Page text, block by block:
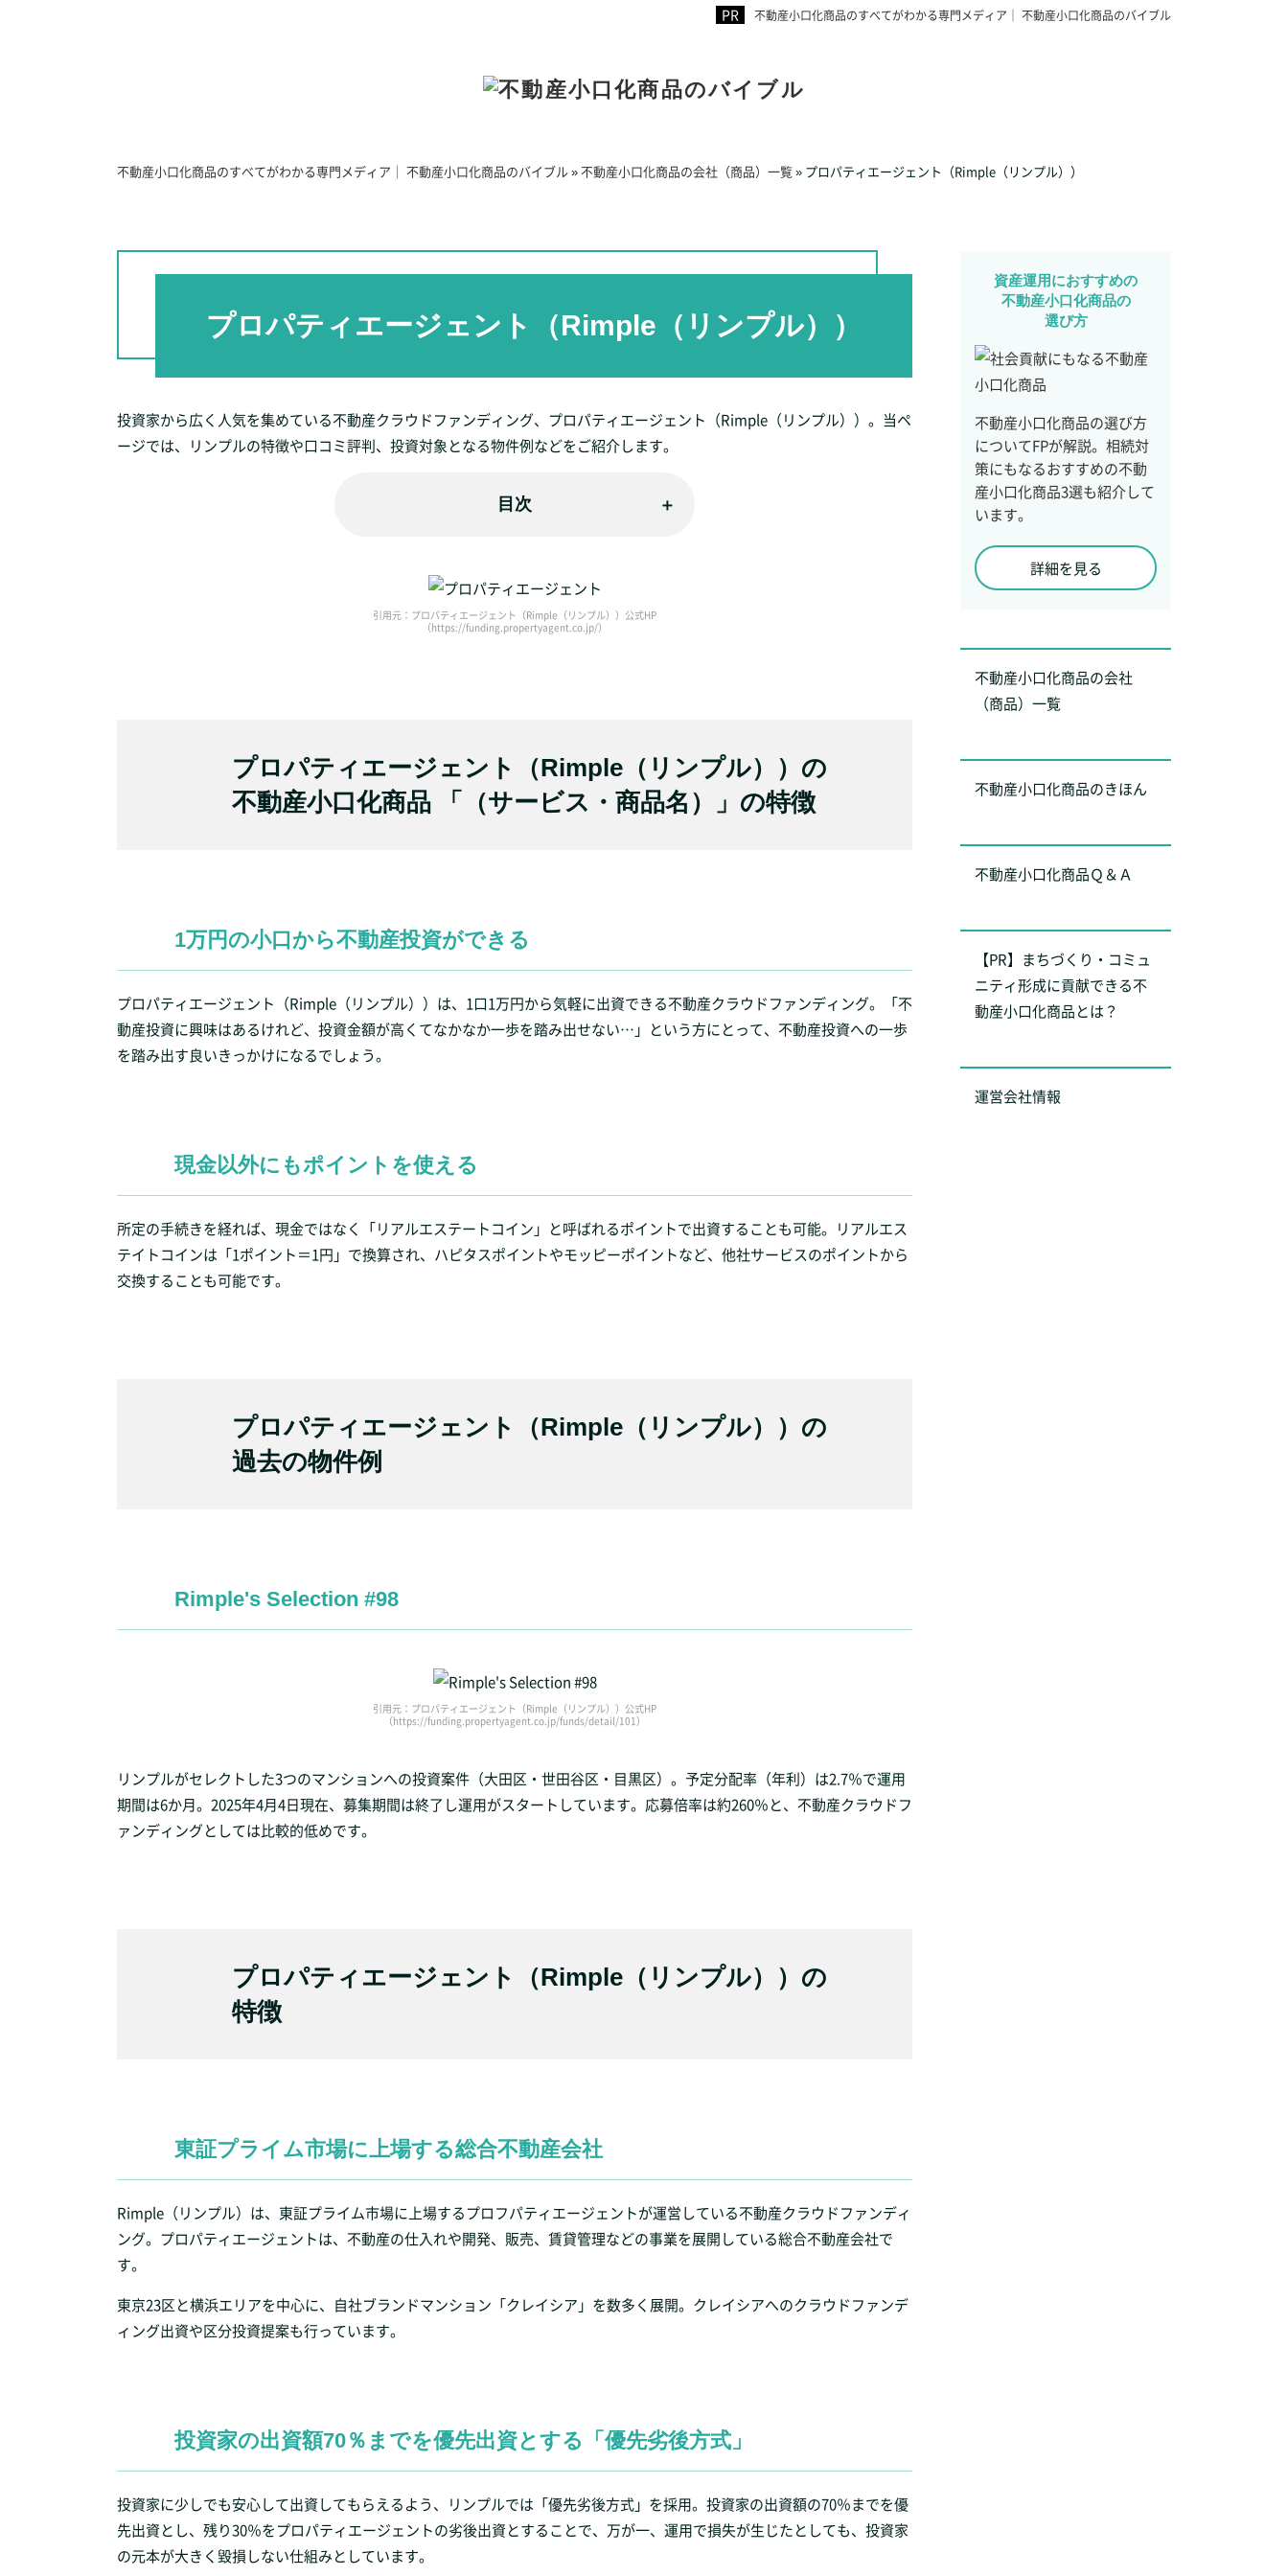
不動産小口化商品のすべてがわかる専門メディア｜ 不動産小口化商品のバイブル
不動産小口化商品のすべてがわかる専門メディア｜ 不動産小口化商品のバイブル»不動産小口化商品の会社（商品）一覧» プロパティエージェント（Rimple（リンプル））
プロパティエージェント（Rimple（リンプル））
投資家から広く人気を集めている不動産クラウドファンディング、プロパティエージェント（Rimple（リンプル））。当ペ
ージでは、リンプルの特徴や口コミ評判、投資対象となる物件例などをご紹介します。
目次
引用元：プロパティエージェント（Rimple（リンプル））公式HP
（https://funding.propertyagent.co.jp/）
プロパティエージェント（Rimple（リンプル））の
不動産小口化商品 「（サービス・商品名）」の特徴
1万円の小口から不動産投資ができる
プロパティエージェント（Rimple（リンプル））は、1口1万円から気軽に出資できる不動産クラウドファンディング。「不
動産投資に興味はあるけれど、投資金額が高くてなかなか一歩を踏み出せない…」という方にとって、不動産投資への一歩
を踏み出す良いきっかけになるでしょう。
現金以外にもポイントを使える
所定の手続きを経れば、現金ではなく「リアルエステートコイン」と呼ばれるポイントで出資することも可能。リアルエス
テイトコインは「1ポイント＝1円」で換算され、ハピタスポイントやモッピーポイントなど、他社サービスのポイントから
交換することも可能です。
プロパティエージェント（Rimple（リンプル））の
過去の物件例
Rimple's Selection #98
引用元：プロパティエージェント（Rimple（リンプル））公式HP
（https://funding.propertyagent.co.jp/funds/detail/101）
リンプルがセレクトした3つのマンションへの投資案件（大田区・世田谷区・目黒区）。予定分配率（年利）は2.7％で運用
期間は6か月。2025年4月4日現在、募集期間は終了し運用がスタートしています。応募倍率は約260％と、不動産クラウドフ
ァンディングとしては比較的低めです。
プロパティエージェント（Rimple（リンプル））の
特徴
東証プライム市場に上場する総合不動産会社
Rimple（リンプル）は、東証プライム市場に上場するプロフパティエージェントが運営している不動産クラウドファンディ
ング。プロパティエージェントは、不動産の仕入れや開発、販売、賃貸管理などの事業を展開している総合不動産会社で
す。
東京23区と横浜エリアを中心に、自社ブランドマンション「クレイシア」を数多く展開。クレイシアへのクラウドファンデ
ィング出資や区分投資提案も行っています。
投資家の出資額70％までを優先出資とする「優先劣後方式」
投資家に少しでも安心して出資してもらえるよう、リンプルでは「優先劣後方式」を採用。投資家の出資額の70％までを優
先出資とし、残り30％をプロパティエージェントの劣後出資とすることで、万が一、運用で損失が生じたとしても、投資家
の元本が大きく毀損しない仕組みとしています。
資産運用におすすめの
不動産小口化商品の
選び方
不動産小口化商品の選び方
についてFPが解説。相続対
策にもなるおすすめの不動
産小口化商品3選も紹介して
います。
詳細を見る
不動産小口化商品の会社
（商品）一覧
不動産小口化商品のきほん
不動産小口化商品Ｑ＆Ａ
【PR】まちづくり・コミュ
ニティ形成に貢献できる不
動産小口化商品とは？
運営会社情報